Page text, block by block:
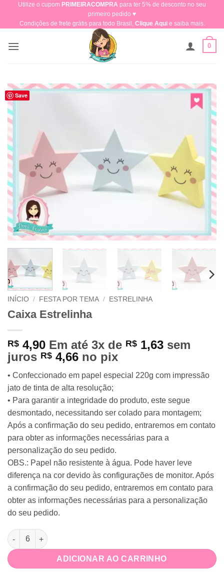
content
Utilize o cupom PRIMEIRACOMPRA para ter 5% de desconto no seu
primeiro pedido ♥​
Condições de frete grátis para todo Brasil, Clique Aquie saiba mais.
0
Save
INÍCIO / FESTA POR TEMA / ESTRELINHA
Caixa Estrelinha
R$ 4,90 Em até 3x de R$ 1,63 sem
juros R$ 4,66 no pix
• Confeccionado em papel especial 220g com impressão
jato de tinta de alta resolução;
• Para garantir a integridade do produto, este segue
desmontado, necessitando ser colado para montagem;
Após a confirmação do seu pedido, entraremos em contato
para obter as informações necessárias para a
personalização do seu pedido.
OBS.: Papel não resistente à água. Pode haver leve
diferença na cor devido às configurações de monitor. Após
a confirmação do seu pedido, entraremos em contato para
obter as informações necessárias para a personalização
do seu pedido.
Caixa Estrelinha quantidade
ADICIONAR AO CARRINHO